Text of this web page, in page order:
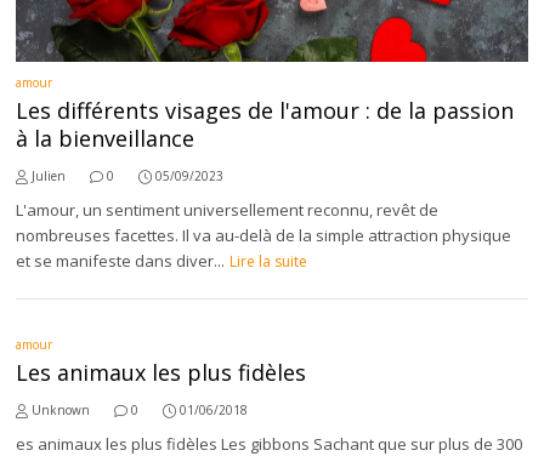
amour
Les différents visages de l'amour : de la passion
à la bienveillance
Julien 0 05/09/2023
L'amour, un sentiment universellement reconnu, revêt de
nombreuses facettes. Il va au-delà de la simple attraction physique
et se manifeste dans diver... Lire la suite
amour
Les animaux les plus fidèles
Unknown 0 01/06/2018
es animaux les plus fidèles Les gibbons Sachant que sur plus de 300